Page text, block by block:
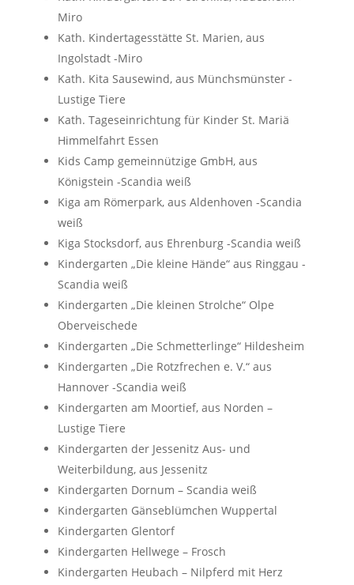
Miro
Kath. Kindertagesstätte St. Marien, aus
Ingolstadt -Miro
Kath. Kita Sausewind, aus Münchsmünster -
Lustige Tiere
Kath. Tageseinrichtung für Kinder St. Mariä
Himmelfahrt Essen
Kids Camp gemeinnützige GmbH, aus
Königstein -Scandia weiß
Kiga am Römerpark, aus Aldenhoven -Scandia
weiß
Kiga Stocksdorf, aus Ehrenburg -Scandia weiß
Kindergarten „Die kleine Hände“ aus Ringgau -
Scandia weiß
Kindergarten „Die kleinen Strolche“ Olpe
Oberveischede
Kindergarten „Die Schmetterlinge“ Hildesheim
Kindergarten „Die Rotzfrechen e. V.“ aus
Hannover -Scandia weiß
Kindergarten am Moortief, aus Norden –
Lustige Tiere
Kindergarten der Jessenitz Aus- und
Weiterbildung, aus Jessenitz
Kindergarten Dornum – Scandia weiß
Kindergarten Gänseblümchen Wuppertal
Kindergarten Glentorf
Kindergarten Hellwege – Frosch
Kindergarten Heubach – Nilpferd mit Herz